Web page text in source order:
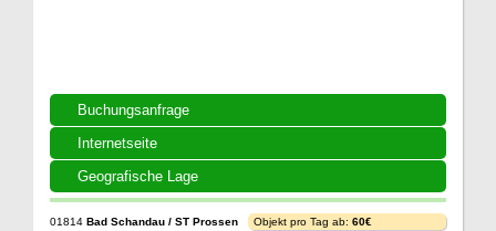
Buchungsanfrage
Internetseite
Geografische Lage
01814 Bad Schandau / ST Prossen
Objekt pro Tag ab: 60€